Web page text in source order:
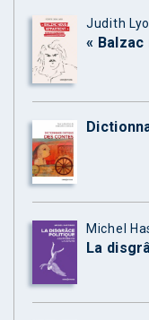
Judith
«
Michel
La